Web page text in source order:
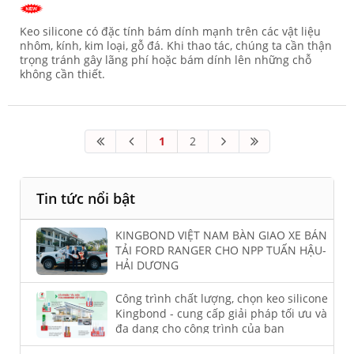
Keo silicone có đặc tính bám dính mạnh trên các vật liệu
nhôm, kính, kim loại, gỗ đá. Khi thao tác, chúng ta cần thận
trọng tránh gây lãng phí hoặc bám dính lên những chỗ
không cần thiết.
1 2
Tin tức nổi bật
KINGBOND VIỆT NAM BÀN GIAO XE BÁN
TẢI FORD RANGER CHO NPP TUẤN HẬU-
HẢI DƯƠNG
Công trình chất lượng, chọn keo silicone
Kingbond - cung cấp giải pháp tối ưu và
đa dạng cho công trình của bạn